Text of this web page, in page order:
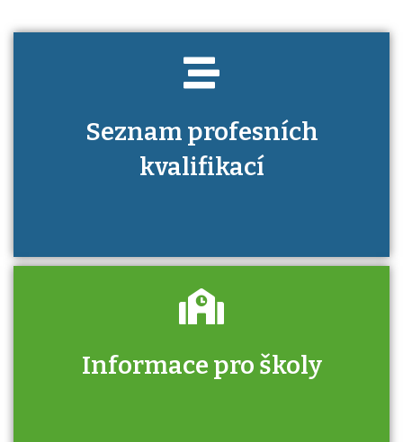
Seznam profesních
kvalifikací
Informace pro školy
Zjistěte, jak se přihlásit ke zkoušce a kde